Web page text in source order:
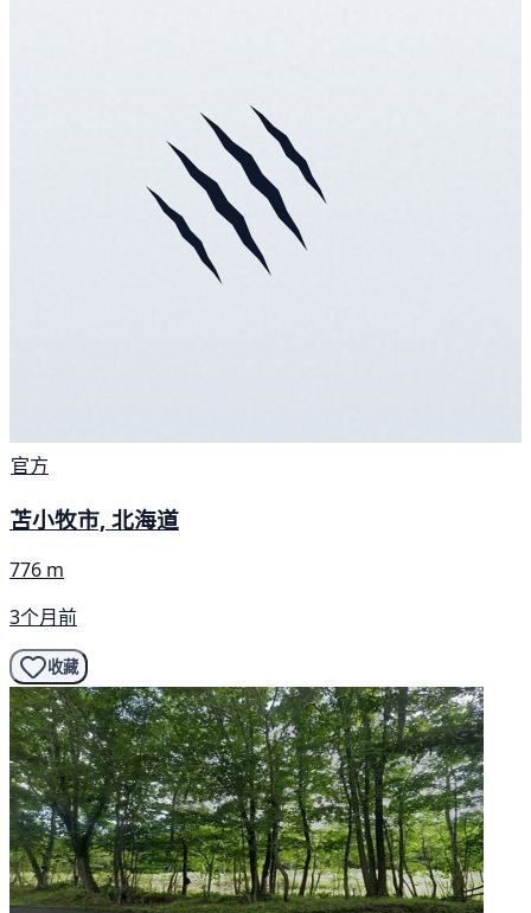
官方
苫小牧市, 北海道
776 m
3个月前
收藏